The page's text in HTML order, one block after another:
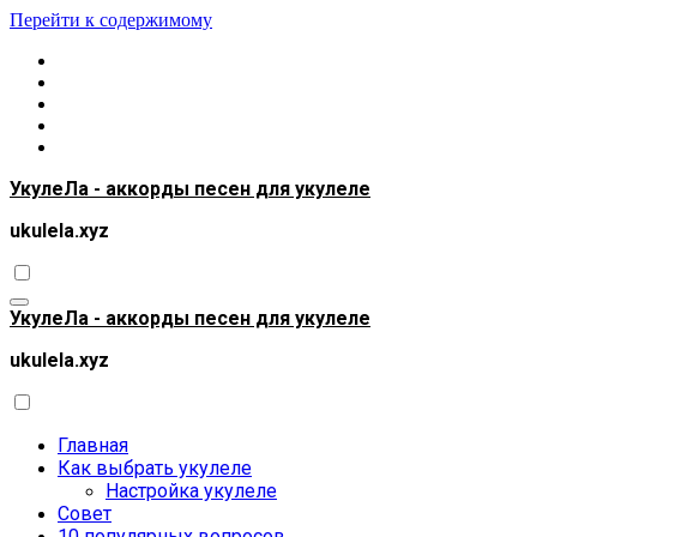
Перейти к содержимому
УкулеЛа - аккорды песен для укулеле
ukulela.xyz
УкулеЛа - аккорды песен для укулеле
ukulela.xyz
Главная
Как выбрать укулеле
Настройка укулеле
Совет